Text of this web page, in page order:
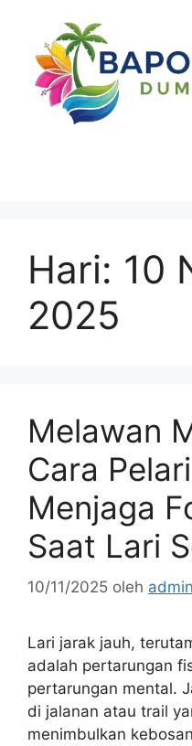
Hari: 10
2025
Melawan
Cara
Menjaga
Saat Lari
10/11/2025 oleh admin
Lari jarak jauh,
adalah pertarungan
pertarungan mental.
di jalanan atau trail
menimbulkan